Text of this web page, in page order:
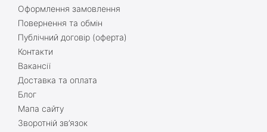
Оформлення замовлення
Повернення та обмін
Публічний договір (оферта)
Контакти
Вакансії
Доставка та оплата
Блог
Мапа сайту
Зворотній зв’язок